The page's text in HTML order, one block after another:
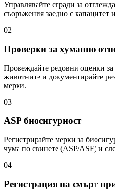
Управлявайте сгради за
съоръжения заедно с капацитет и
02
Проверки за хуманно
Провеждайте редовни оценки
животните и документирайте
мерки.
03
ASP биосигурност
Регистрирайте мерки за
чума по свинете (ASP/ASF) и
04
Регистрация на смърт